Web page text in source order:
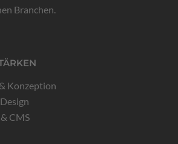
Branchen.
Konzeption
CMS